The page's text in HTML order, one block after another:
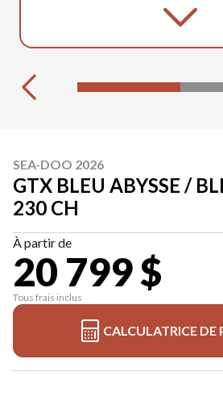
SEA-DOO 2026
GTX BLEU ABYSSE /
230 CH
À partir de
20 799 $
Tous frais inclus
CALCULATRICE DE